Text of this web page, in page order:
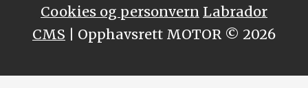
Cookies og personvern Labrador
CMS | Opphavsrett MOTOR © 2026